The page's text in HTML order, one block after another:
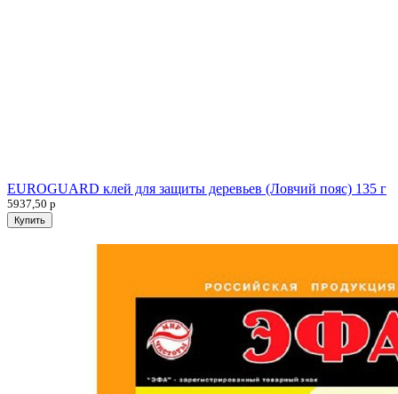
EUROGUARD клей для защиты деревьев (Ловчий пояс) 135 г
5937,50 р